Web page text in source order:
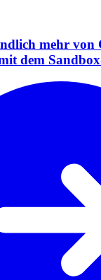
mehr von
dem